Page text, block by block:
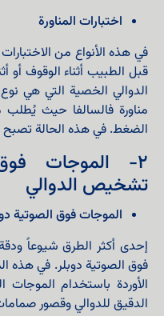
اختبارات المناورة
في هذه الأنواع من
قبل الطبيب أثناء الوقوف أو
الدوالي الخصية التي هي
مناورة فالسالفا حيث
الضغط. في هذه الحالة تصبح
٢- الموجات
تشخيص الدوالي
الموجات فوق الصوتية
إحدى أكثر الطرق شيوعاً
فوق الصوتية دوبلر. في هذه
الأوردة باستخدام
الدقيق للدوالي وقصور